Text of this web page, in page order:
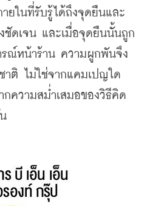
ยในที่รับรู้ได้ถึงจุดยืนและ
ชัดเจน และเมื่อจุดยืนนั้นถูก
ณ์หน้าร้าน ความผูกพันจึง
าติ ไม่ใช่จากแคมเปญใด
ความสม่ำเสมอของวิธีคิด